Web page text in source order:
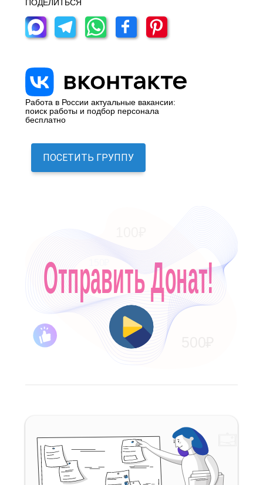
ПОДЕЛИТЬСЯ
Работа в России актуальные вакансии:
поиск работы и подбор персонала
бесплатно
ПОСЕТИТЬ ГРУППУ